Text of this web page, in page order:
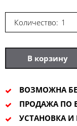
Количество:
В корзину
ВОЗМОЖНА
ПРОДАЖА ПО
УСТАНОВКА И